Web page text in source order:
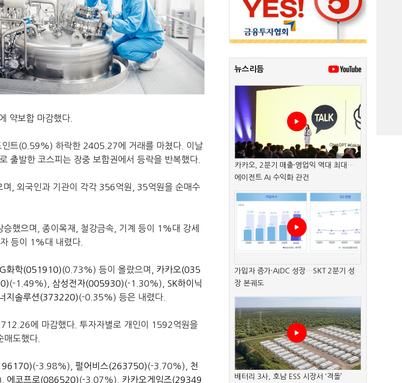
약보합 마감했다.
트(0.59%) 하락한 2405.27에 거래를 마쳤다. 이날
발한 코스피는 장중 보합권에서 등락을 반복했다.
, 외국인과 기관이 각각 356억원, 35억원을 순매수
했으며, 종이목재, 철강금속, 기계 등이 1%대 강세
등이 1%대 내렸다.
화학(051910)(0.73%) 등이 올랐으며, 카카오(035
(-1.49%), 삼성전자(005930)(-1.30%), SK하이닉
너지솔루션(373220)(-0.35%) 등은 내렸다.
에 마감했다. 투자자별로 개인이 1592억원을
도했다.
(-3.98%), 펄어비스(263750)(-3.70%), 천
에코프로(086520)(-3.07%), 카카오게임즈(29349
뉴스리듬
카카오, 2분기 매출·영업익 역대 최대…
에이전트 AI 수익화 관건
가입자 증가·AIDC 성장…SKT 2분기 성
장 본궤도
배터리 3사, 호남 ESS 시장서 ‘격돌’